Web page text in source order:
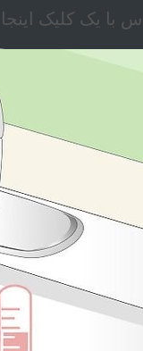
با یک کلیک اینجا